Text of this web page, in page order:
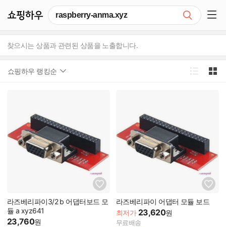
찾으시는 상품과 관련된 상품을 노출합니다.
쇼핑하우 랭킹순
라즈베리파이3/2 b 어댑터보드 모
듈 a xyz641
23,760원
라즈베리파이 어댑터 모듈 보드
최저가 23,620원
무료배송